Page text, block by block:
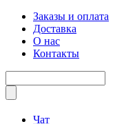
Заказы и оплата
Доставка
О нас
Контакты
Чат